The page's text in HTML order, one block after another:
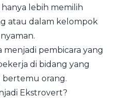
hanya lebih memilih
atau dalam kelompok
menjadi pembicara yang
di bidang yang
bertemu orang.
Ekstrovert?